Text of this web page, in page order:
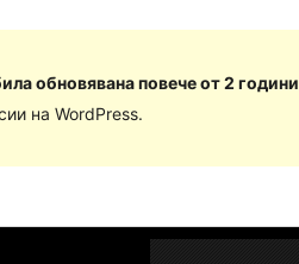
обновявана повече от 2 години
на WordPress.